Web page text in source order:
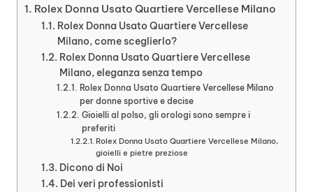
Rolex Donna Usato Quartiere Vercellese Milano
Rolex Donna Usato Quartiere Vercellese
Milano, come sceglierlo?
Rolex Donna Usato Quartiere Vercellese
Milano, eleganza senza tempo
Rolex Donna Usato Quartiere Vercellese Milano
per donne sportive e decise
Gioielli al polso, gli orologi sono sempre i
preferiti
Rolex Donna Usato Quartiere Vercellese Milano,
gioielli e pietre preziose
Dicono di Noi
Dei veri professionisti